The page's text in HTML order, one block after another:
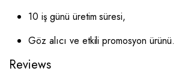
10 iş günü üretim süresi,
Göz alıcı ve etkili promosyon ürünü.
Reviews